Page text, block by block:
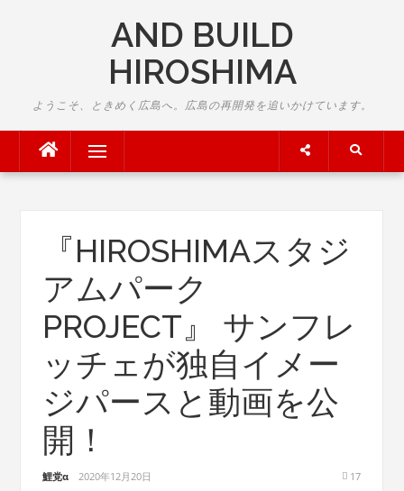
AND BUILD
HIROSHIMA
ようこそ、ときめく広島へ。広島の再開発を追いかけています。
Menu
『HIROSHIMAスタジ
アムパーク
PROJECT』 サンフレ
ッチェが独自イメー
ジパースと動画を公
開！
鯉党α 2020年12月20日 17